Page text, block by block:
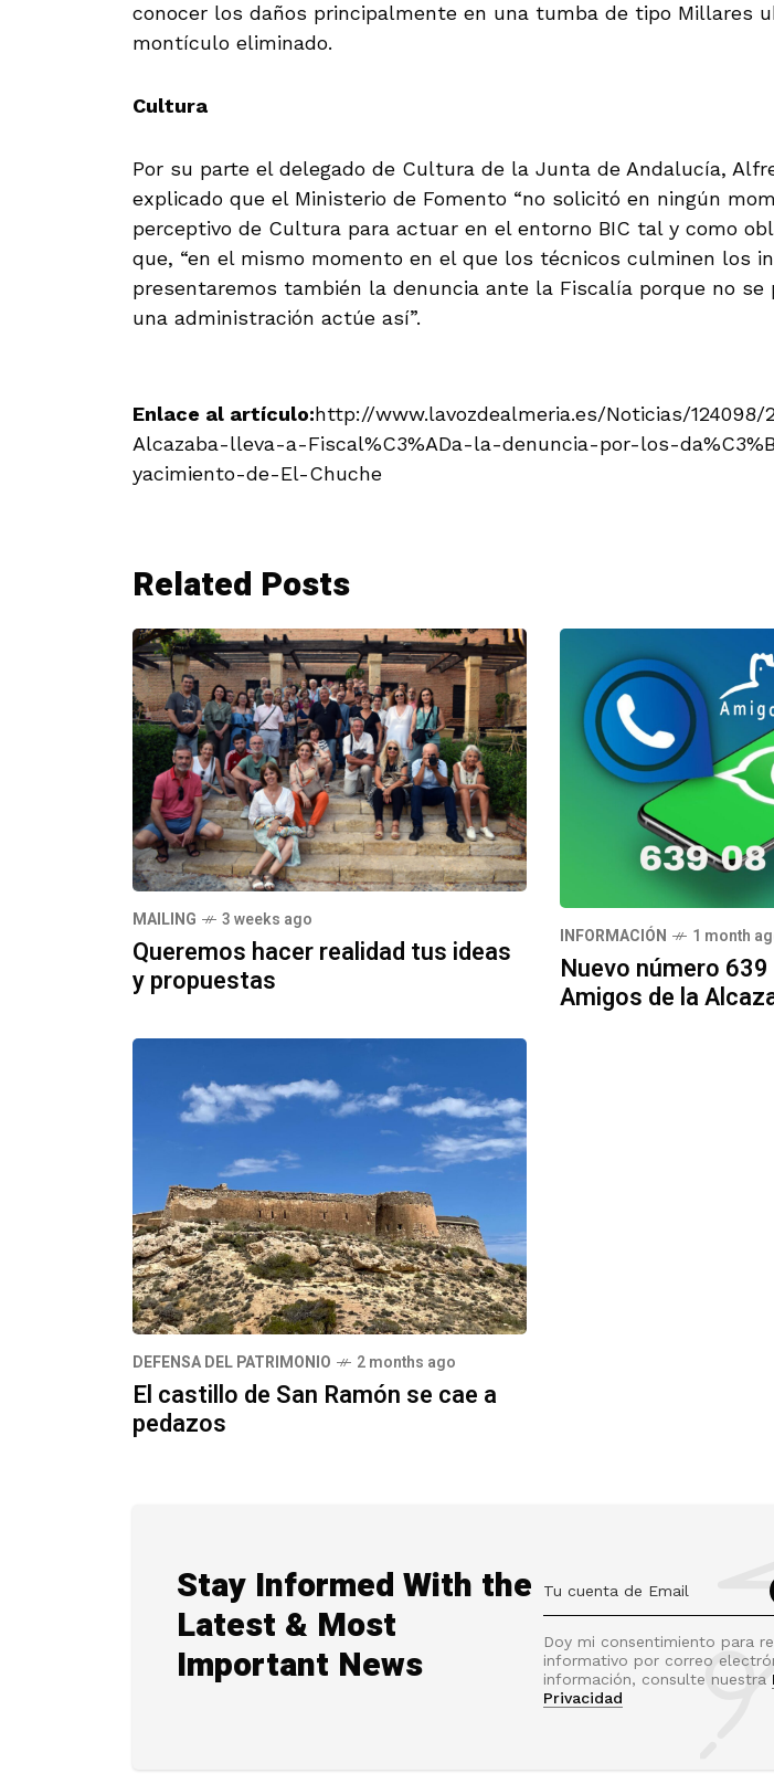
conocer los daños principalmente en una tumba de tipo Millares
montículo eliminado.
Cultura
Por su parte el delegado de Cultura de la Junta de Andalucía,
explicado que el Ministerio de Fomento “no solicitó en ningún
perceptivo de Cultura para actuar en el entorno BIC tal y como
que, “en el mismo momento en el que los técnicos culminen los
presentaremos también la denuncia ante la Fiscalía porque no se
una administración actúe así”.
Enlace al artículo:http://www.lavozdealmeria.es/Noticias/
Alcazaba-lleva-a-Fiscal%C3%ADa-la-denuncia-por-los-
yacimiento-de-El-Chuche
Related Posts
MAILING 3 weeks ago
Queremos hacer realidad tus ideas
y propuestas
INFORMACIÓN 1 month
Nuevo número
Amigos de la
DEFENSA DEL PATRIMONIO 2 months ago
El castillo de San Ramón se cae a
pedazos
Stay Informed With the
Latest & Most
Important News
Doy mi consentimiento para
informativo por correo
información, consulte nuestra
Privacidad